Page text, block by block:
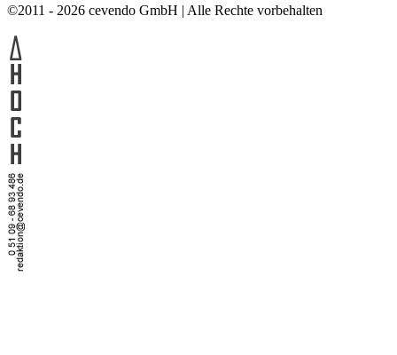
©2011 - 2026 cevendo GmbH | Alle Rechte vorbehalten